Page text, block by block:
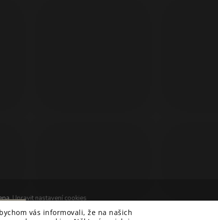
vás informovali, že na našich
Upravit nastavení cookies